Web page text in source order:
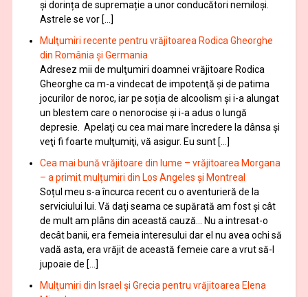
și dorința de supremație a unor conducători nemiloși.
Astrele se vor […]
Mulţumiri recente pentru vrăjitoarea Rodica Gheorghe
din România și Germania
Adresez mii de mulţumiri doamnei vrăjitoare Rodica
Gheorghe ca m-a vindecat de impotenţă şi de patima
jocurilor de noroc, iar pe soția de alcoolism și i-a alungat
un blestem care o nenorocise și i-a adus o lungă
depresie. Apelaţi cu cea mai mare încredere la dânsa şi
veţi fi foarte mulţumiţi, vă asigur. Eu sunt […]
Cea mai bună vrăjitoare din lume – vrăjitoarea Morgana
– a primit mulțumiri din Los Angeles și Montreal
Soțul meu s-a încurca recent cu o aventurieră de la
serviciului lui. Vă daţi seama ce supărată am fost şi cât
de mult am plâns din această cauză… Nu a intresat-o
decât banii, era femeia interesului dar el nu avea ochi să
vadă asta, era vrăjit de această femeie care a vrut să-l
jupoaie de […]
Mulţumiri din Israel și Grecia pentru vrăjitoarea Elena